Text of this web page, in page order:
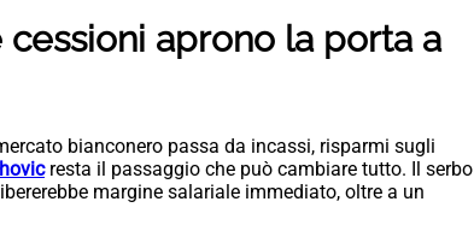
aprono la porta a
bianconero passa da incassi, risparmi sugli
resta il passaggio che può cambiare tutto. Il serbo
margine salariale immediato, oltre a un